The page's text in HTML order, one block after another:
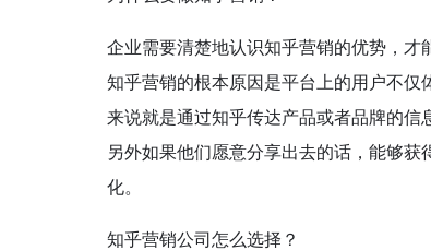
企业需要清楚地认识知乎营销的优势，
知乎营销的根本原因是平台上的用户不
来说就是通过知乎传达产品或者品牌的信
另外如果他们愿意分享出去的话，能够
化。
知乎营销公司怎么选择？